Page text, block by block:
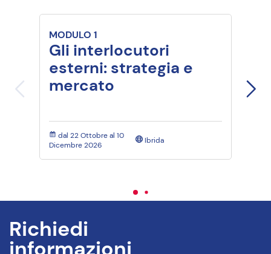
MODULO 1
Gli interlocutori
esterni: strategia e
mercato
dal 22 Ottobre al 10
Dicembre 2026
Ibrida
Richiedi
informazioni